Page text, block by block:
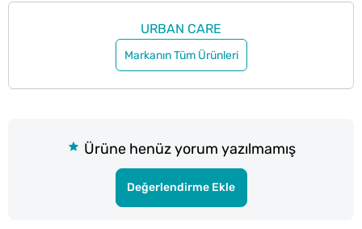
URBAN CARE
Markanın Tüm Ürünleri
Ürüne henüz yorum yazılmamış
Değerlendirme Ekle